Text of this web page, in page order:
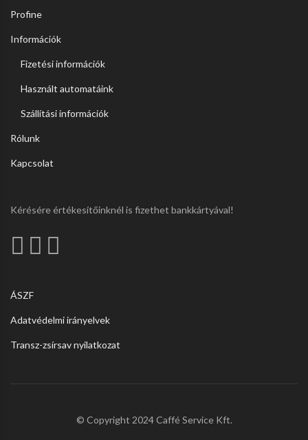
Profine
Információk
Fizetési információk
Használt automatáink
Szállítási információk
Rólunk
Kapcsolat
Kérésére értékesítőinknél is fizethet bankkártyával!
ÁSZF
Adatvédelmi irányelvek
Transz-zsírsav nyilatkozat
© Copyright 2024 Caffé Service Kft.